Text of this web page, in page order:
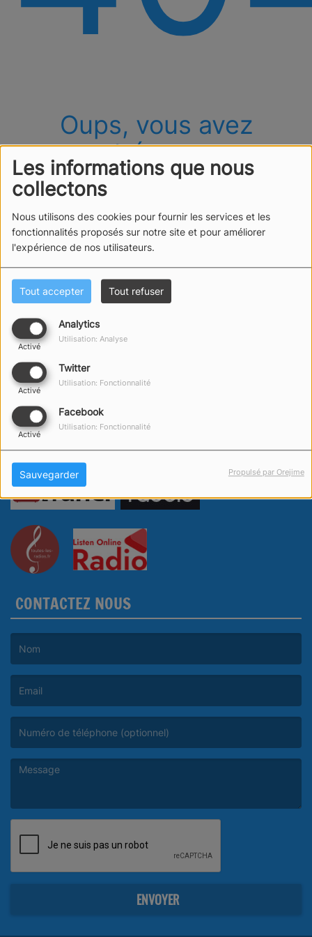
Les informations que nous
collectons
Nous utilisons des cookies pour fournir les services et les
fonctionnalités proposés sur notre site et pour améliorer
l'expérience de nos utilisateurs.
Tout accepter Tout refuser
Analytics
Activé
Utilisation: Analyse
Twitter
Activé
Utilisation: Fonctionnalité
Facebook
Activé
Utilisation: Fonctionnalité
Sauvegarder Propulsé par Orejime
Oups, vous avez
rencontré une erreur.
Il semble que la page que vous recherchez n’existe
CONTACTEZ NOUS
ENVOYER